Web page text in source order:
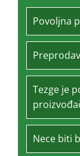
Povoljna
Tezge je
Nece biti